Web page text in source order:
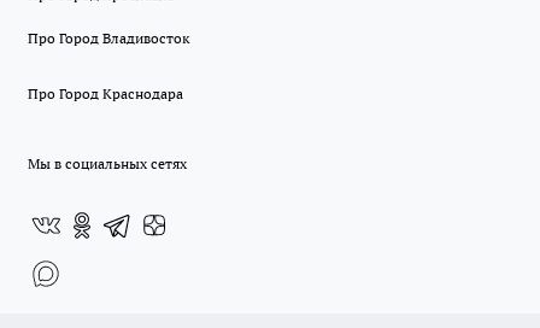
Про Город Владивосток
Про Город Краснодара
Мы в социальных сетях